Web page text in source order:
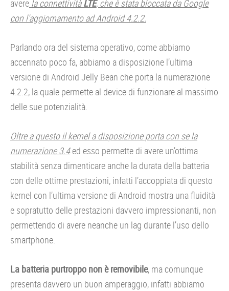
avere la connettivitàLTE, che è stata bloccata da Google
con l’aggiornamento ad Android 4.2.2.
Parlando ora del sistema operativo, come abbiamo
accennato poco fa, abbiamo a disposizione l’ultima
versione di Android Jelly Bean che porta la numerazione
4.2.2, la quale permette al device di funzionare al massimo
delle sue potenzialità.
Oltre a questo il kernel a disposizione porta con se la
numerazione 3.4ed esso permette di avere un’ottima
stabilità senza dimenticare anche la durata della batteria
con delle ottime prestazioni, infatti l’accoppiata di questo
kernel con l’ultima versione di Android mostra una fluidità
e sopratutto delle prestazioni davvero impressionanti, non
permettendo di avere neanche un lag durante l’uso dello
smartphone.
La batteria purtroppo non è removibile, ma comunque
presenta davvero un buon amperaggio, infatti abbiamo